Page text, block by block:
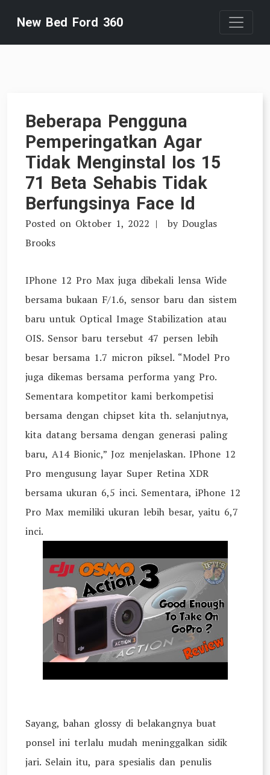
content
New Bed Ford 360
Beberapa Pengguna
Pemperingatkan Agar
Tidak Menginstal Ios 15
71 Beta Sehabis Tidak
Berfungsinya Face Id
Posted on Oktober 1, 2022 by Douglas
Brooks
IPhone 12 Pro Max juga dibekali lensa Wide
bersama bukaan F/1.6, sensor baru dan sistem
baru untuk Optical Image Stabilization atau
OIS. Sensor baru tersebut 47 persen lebih
besar bersama 1.7 micron piksel. “Model Pro
juga dikemas bersama performa yang Pro.
Sementara kompetitor kami berkompetisi
bersama dengan chipset kita th. selanjutnya,
kita datang bersama dengan generasi paling
baru, A14 Bionic,” Joz menjelaskan. IPhone 12
Pro mengusung layar Super Retina XDR
bersama ukuran 6,5 inci. Sementara, iPhone 12
Pro Max memiliki ukuran lebih besar, yaitu 6,7
inci.
Sayang, bahan glossy di belakangnya buat
ponsel ini terlalu mudah meninggalkan sidik
jari. Selain itu, para spesialis dan penulis